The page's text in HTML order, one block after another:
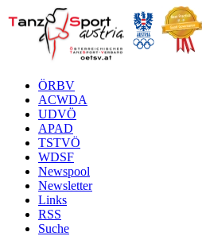
ÖRBV
ACWDA
UDVÖ
APAD
TSTVÖ
WDSF
Newspool
Newsletter
Links
RSS
Suche